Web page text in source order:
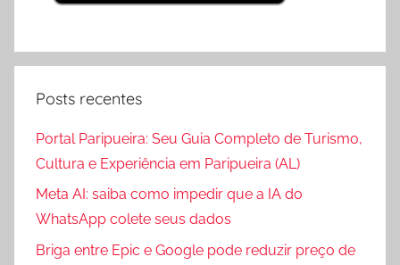
Posts recentes
Portal Paripueira: Seu Guia Completo de Turismo,
Cultura e Experiência em Paripueira (AL)
Meta AI: saiba como impedir que a IA do
WhatsApp colete seus dados
Briga entre Epic e Google pode reduzir preço de